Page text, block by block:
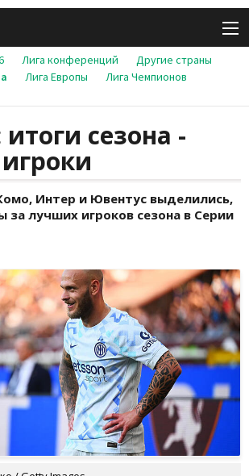
Лига конференций
Другие страны
Лига Европы
Лига Чемпионов
сезона -
Интер и Ювентус выделились,
за лучших игроков сезона в Серии